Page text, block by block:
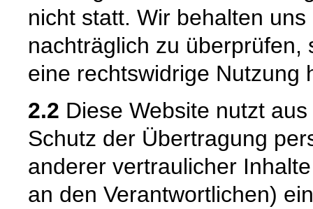
nicht statt. Wir behalten
nachträglich zu überprüfen,
eine rechtswidrige Nutzung
2.2 Diese Website nutzt
Schutz der Übertragung
anderer vertraulicher
an den Verantwortlichen)